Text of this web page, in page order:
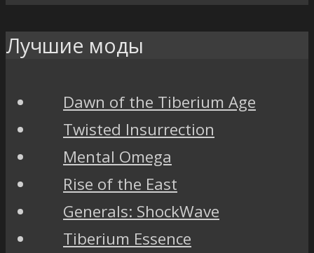
Лучшие моды
Dawn of the Tiberium Age
Twisted Insurrection
Mental Omega
Rise of the East
Generals: ShockWave
Tiberium Essence